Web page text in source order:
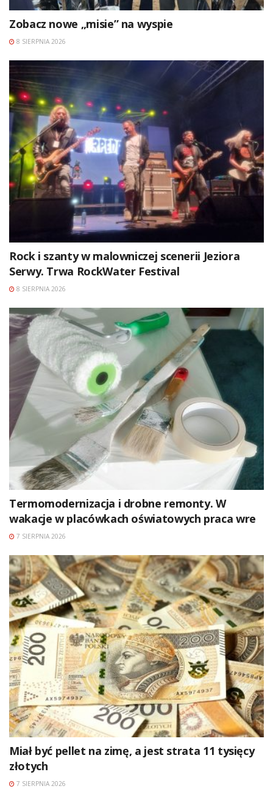
Zobacz nowe „misie” na wyspie
8 SIERPNIA 2026
Rock i szanty w malowniczej scenerii Jeziora
Serwy. Trwa RockWater Festival
8 SIERPNIA 2026
Termomodernizacja i drobne remonty. W
wakacje w placówkach oświatowych praca wre
7 SIERPNIA 2026
Miał być pellet na zimę, a jest strata 11 tysięcy
złotych
7 SIERPNIA 2026